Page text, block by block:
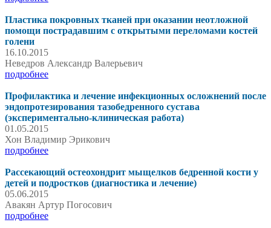
Пластика покровных тканей при оказании неотложной
помощи пострадавшим с открытыми переломами костей
голени
16.10.2015
Неведров Александр Валерьевич
подробнее
Профилактика и лечение инфекционных осложнений после
эндопротезирования тазобедренного сустава
(экспериментально-клиническая работа)
01.05.2015
Хон Владимир Эрикович
подробнее
Рассекающий остеохондрит мыщелков бедренной кости у
детей и подростков (диагностика и лечение)
05.06.2015
Авакян Артур Погосович
подробнее